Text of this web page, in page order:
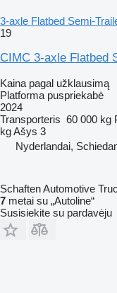
3-axle Flatbed Semi-
19
CIMC 3-axle Flatbed
Kaina pagal užklausimą
Platforma puspriekabė
2024
Transporteris 60 000 kg
kgAšys 3
Nyderlandai,
Schaften Automotive
7 metai su „Autoline“
Susisiekite su pardavėju